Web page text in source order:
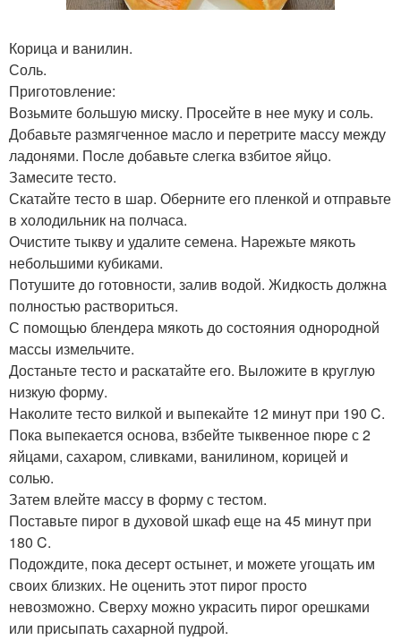
Корица и ванилин.
Соль.
Приготовление:
Возьмите большую миску. Просейте в нее муку и соль.
Добавьте размягченное масло и перетрите массу между
ладонями. После добавьте слегка взбитое яйцо.
Замесите тесто.
Скатайте тесто в шар. Оберните его пленкой и отправьте
в холодильник на полчаса.
Очистите тыкву и удалите семена. Нарежьте мякоть
небольшими кубиками.
Потушите до готовности, залив водой. Жидкость должна
полностью раствориться.
С помощью блендера мякоть до состояния однородной
массы измельчите.
Достаньте тесто и раскатайте его. Выложите в круглую
низкую форму.
Наколите тесто вилкой и выпекайте 12 минут при 190 C.
Пока выпекается основа, взбейте тыквенное пюре с 2
яйцами, сахаром, сливками, ванилином, корицей и
солью.
Затем влейте массу в форму с тестом.
Поставьте пирог в духовой шкаф еще на 45 минут при
180 C.
Подождите, пока десерт остынет, и можете угощать им
своих близких. Не оценить этот пирог просто
невозможно. Сверху можно украсить пирог орешками
или присыпать сахарной пудрой.